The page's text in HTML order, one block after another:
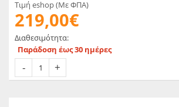
Τιμή eshop (Με ΦΠΑ)
219,00€
Διαθεσιμότητα:
Παράδοση έως 30 ημέρες